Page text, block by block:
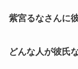
紫宮るなさんに
どんな人が彼氏